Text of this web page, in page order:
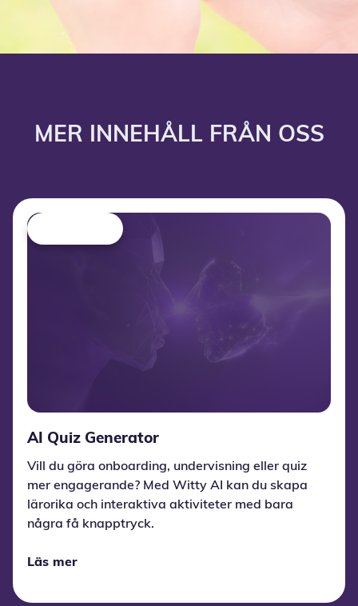
MER INNEHÅLL FRÅN OSS
AI Quiz Generator
Vill du göra onboarding, undervisning eller quiz
mer engagerande? Med Witty AI kan du skapa
lärorika och interaktiva aktiviteter med bara
några få knapptryck.
Läs mer